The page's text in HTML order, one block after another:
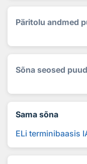
Päritolu andmed
Sõna seosed
Sama sõna
ELi terminibaasis